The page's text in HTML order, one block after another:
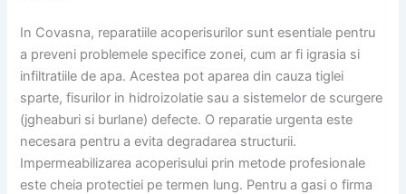
In Covasna, reparatiile acoperisurilor sunt esentiale pentru
a preveni problemele specifice zonei, cum ar fi igrasia si
infiltratiile de apa. Acestea pot aparea din cauza tiglei
sparte, fisurilor in hidroizolatie sau a sistemelor de scurgere
(jgheaburi si burlane) defecte. O reparatie urgenta este
necesara pentru a evita degradarea structurii.
Impermeabilizarea acoperisului prin metode profesionale
este cheia protectiei pe termen lung. Pentru a gasi o firma